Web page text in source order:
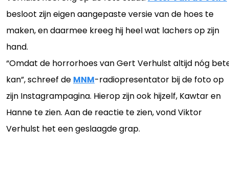
besloot zijn eigen aangepaste versie van de hoes te
maken, en daarmee kreeg hij heel wat lachers op zijn
hand.
“Omdat de horrorhoes van Gert Verhulst altijd nóg
kan”, schreef de MNM-radiopresentator bij de foto op
zijn Instagrampagina. Hierop zijn ook hijzelf, Kawtar en
Hanne te zien. Aan de reactie te zien, vond Viktor
Verhulst het een geslaagde grap.